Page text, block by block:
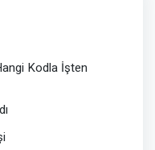
Kodla İşten